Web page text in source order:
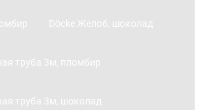
Döcke Желоб, шоколад
труба 3м, пломбир
труба 3м, шоколад